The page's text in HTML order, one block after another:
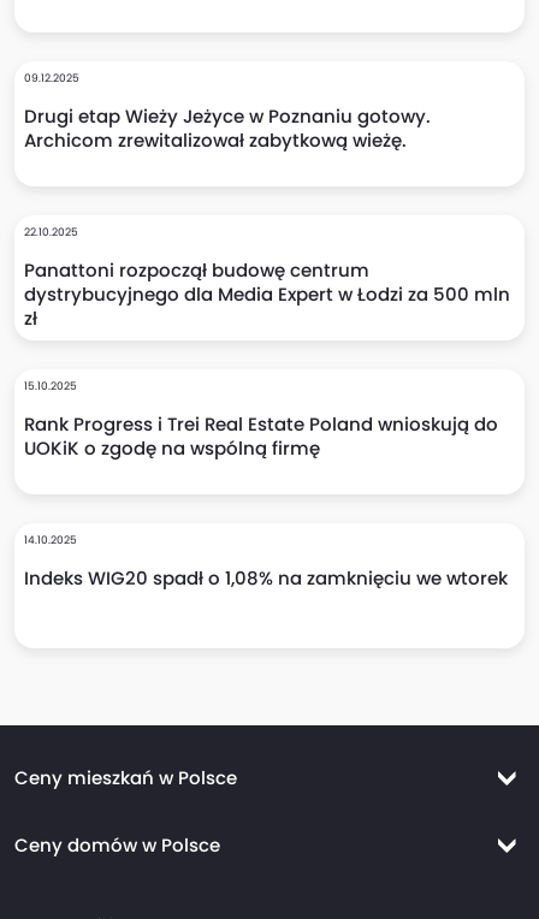
09.12.2025
Drugi etap Wieży Jeżyce w Poznaniu gotowy.
Archicom zrewitalizował zabytkową wieżę.
22.10.2025
Panattoni rozpoczął budowę centrum
dystrybucyjnego dla Media Expert w Łodzi za 500 mln
zł
15.10.2025
Rank Progress i Trei Real Estate Poland wnioskują do
UOKiK o zgodę na wspólną firmę
14.10.2025
Indeks WIG20 spadł o 1,08% na zamknięciu we wtorek
Ceny mieszkań w Polsce
Ceny mieszkań Kraków
Ceny domów w Polsce